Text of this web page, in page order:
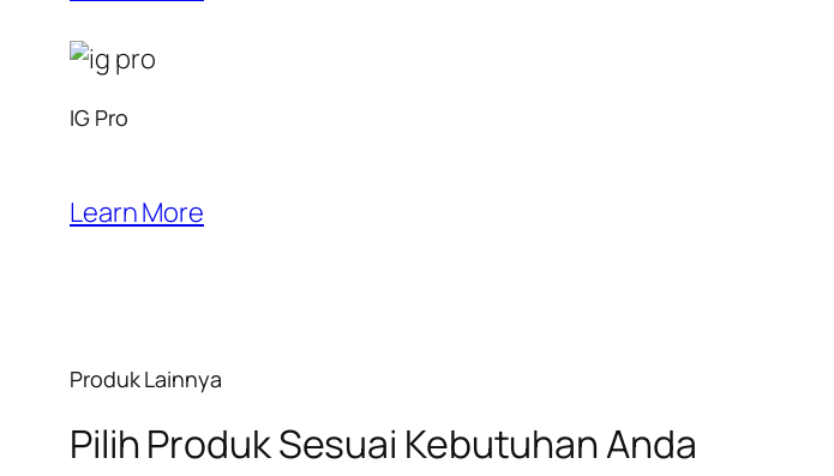
IG Pro
Learn More
Produk Lainnya
Pilih Produk Sesuai Kebutuhan Anda